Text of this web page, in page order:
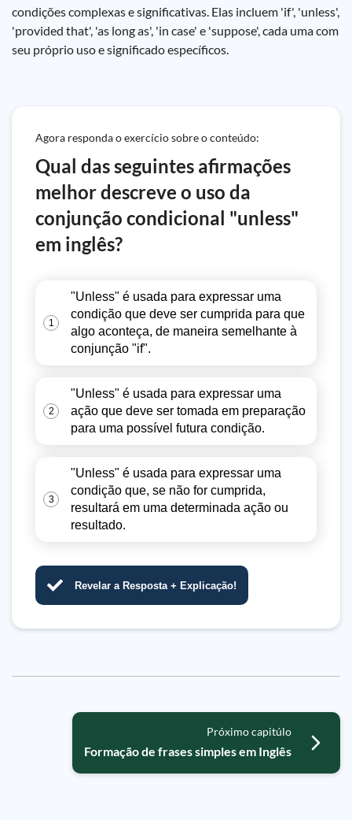
condições complexas e significativas. Elas incluem 'if', 'unless',
'provided that', 'as long as', 'in case' e 'suppose', cada uma com
seu próprio uso e significado específicos.
Agora responda o exercício sobre o conteúdo:
Qual das seguintes afirmações
melhor descreve o uso da
conjunção condicional "unless"
em inglês?
1
"Unless" é usada para expressar uma
condição que deve ser cumprida para que
algo aconteça, de maneira semelhante à
conjunção "if".
2
"Unless" é usada para expressar uma
ação que deve ser tomada em preparação
para uma possível futura condição.
3
"Unless" é usada para expressar uma
condição que, se não for cumprida,
resultará em uma determinada ação ou
resultado.
Revelar a Resposta + Explicação!
Próximo capitúlo
Formação de frases simples em Inglês